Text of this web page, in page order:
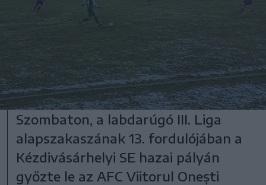
Szombaton, a labdarúgó III. Liga
alapszakaszának 13. fordulójában a
Kézdivásárhelyi SE hazai pályán
győzte le az AFC Viitorul Onești